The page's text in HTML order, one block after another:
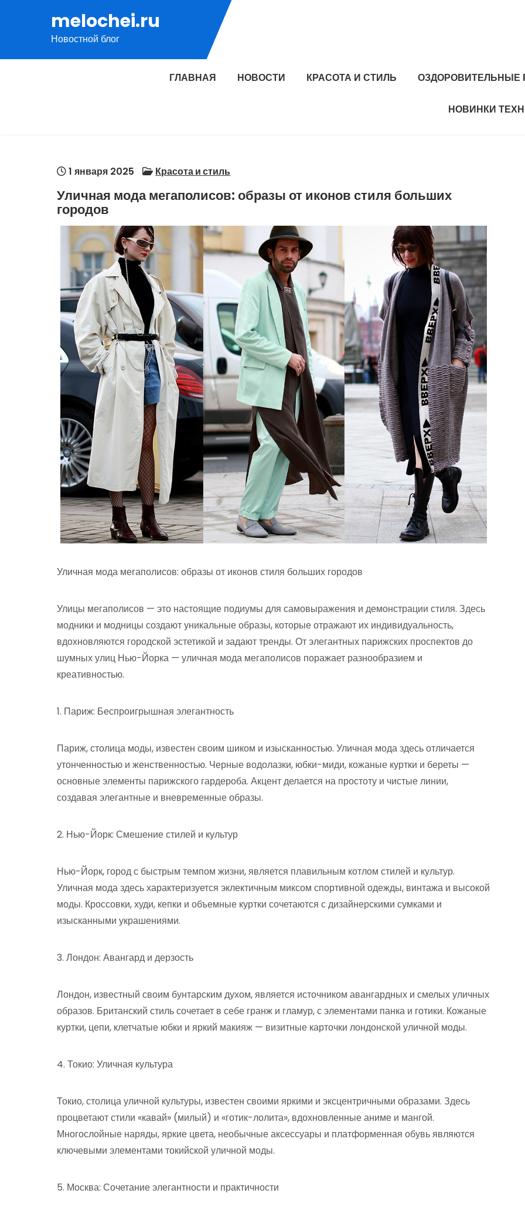
содержимому
melochei.ru
Новостной блог
ГЛАВНАЯ НОВОСТИ КРАСОТА И СТИЛЬ ОЗДОРОВИТЕЛЬНЫЕ
НОВИНКИ
1 января 2025 Красота и стиль
Уличная мода мегаполисов: образы от иконов стиля больших
городов
Уличная мода мегаполисов: образы от иконов стиля больших городов
Улицы мегаполисов — это настоящие подиумы для самовыражения и демонстрации стиля. Здесь
модники и модницы создают уникальные образы, которые отражают их индивидуальность,
вдохновляются городской эстетикой и задают тренды. От элегантных парижских проспектов до
шумных улиц Нью-Йорка — уличная мода мегаполисов поражает разнообразием и
креативностью.
1. Париж: Беспроигрышная элегантность
Париж, столица моды, известен своим шиком и изысканностью. Уличная мода здесь отличается
утонченностью и женственностью. Черные водолазки, юбки-миди, кожаные куртки и береты —
основные элементы парижского гардероба. Акцент делается на простоту и чистые линии,
создавая элегантные и вневременные образы.
2. Нью-Йорк: Смешение стилей и культур
Нью-Йорк, город с быстрым темпом жизни, является плавильным котлом стилей и культур.
Уличная мода здесь характеризуется эклектичным миксом спортивной одежды, винтажа и высокой
моды. Кроссовки, худи, кепки и объемные куртки сочетаются с дизайнерскими сумками и
изысканными украшениями.
3. Лондон: Авангард и дерзость
Лондон, известный своим бунтарским духом, является источником авангардных и смелых уличных
образов. Британский стиль сочетает в себе гранж и гламур, с элементами панка и готики. Кожаные
куртки, цепи, клетчатые юбки и яркий макияж — визитные карточки лондонской уличной моды.
4. Токио: Уличная культура
Токио, столица уличной культуры, известен своими яркими и эксцентричными образами. Здесь
процветают стили «кавай» (милый) и «готик-лолита», вдохновленные аниме и мангой.
Многослойные наряды, яркие цвета, необычные аксессуары и платформенная обувь являются
ключевыми элементами токийской уличной моды.
5. Москва: Сочетание элегантности и практичности